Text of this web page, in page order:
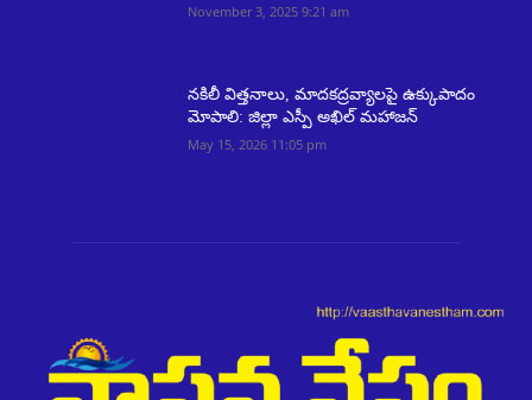
November 3, 2025 9:21 am
నకిలీ విత్తనాలు, మాదకద్రవ్యాలపై ఉక్కుపాదం
మోపాలి: జిల్లా ఎస్పీ అఖిల్ మహాజన్
May 15, 2026 11:05 pm